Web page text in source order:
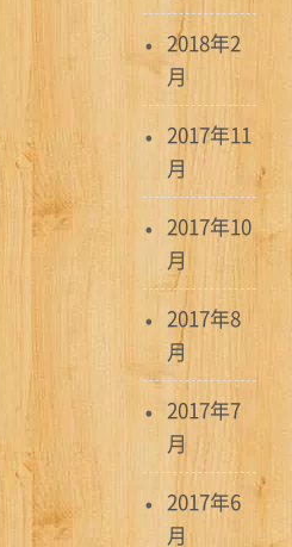
2018年2
月
2017年11
月
2017年10
月
2017年8
月
2017年7
月
2017年6
月